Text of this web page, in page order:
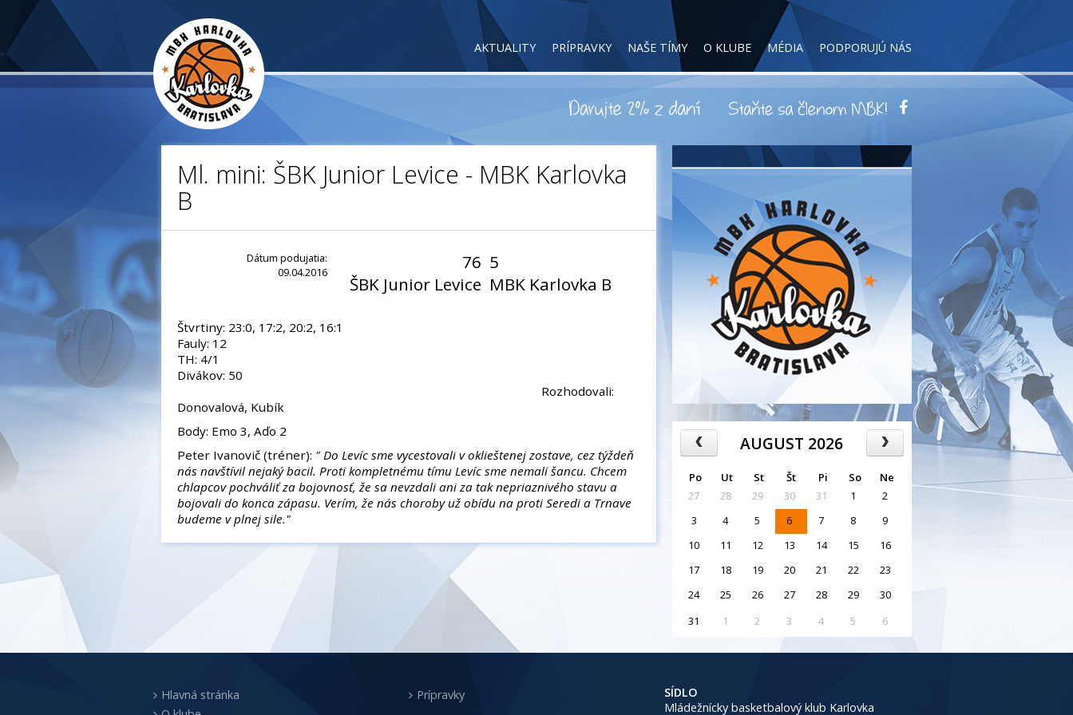
AKTUALITY PRÍPRAVKY NAŠE TÍMY O KLUBE MÉDIA PODPORUJÚ NÁS
Ml. mini: ŠBK Junior Levice - MBK Karlovka
B
Dátum podujatia:
09.04.2016
76
ŠBK Junior Levice
5
MBK Karlovka B
Štvrtiny: 23:0, 17:2, 20:2, 16:1
Fauly: 12
TH: 4/1
Divákov: 50
Rozhodovali:
Donovalová, Kubík
Body: Emo 3, Aďo 2
Peter Ivanovič (tréner): " Do Levíc sme vycestovali v oklieštenej zostave, cez týždeň
nás navštívil nejaký bacil. Proti kompletnému tímu Levíc sme nemali šancu. Chcem
chlapcov pochváliť za bojovnosť, že sa nevzdali ani za tak nepriaznivého stavu a
bojovali do konca zápasu. Verím, že nás choroby už obídu na proti Seredi a Trnave
budeme v plnej sile."
AUGUST 2026
Po Ut St Št Pi So
Ne
27
28 29 30 31 1
2
3
4 5 6 7 8
9
10
11 12 13 14 15
16
17
18 19 20 21 22
23
24
25 26 27 28 29
30
31
1 2 3 4 5 6
Hlavná stránka
Prípravky
SÍDLO
Mládežnícky basketbalový klub Karlovka